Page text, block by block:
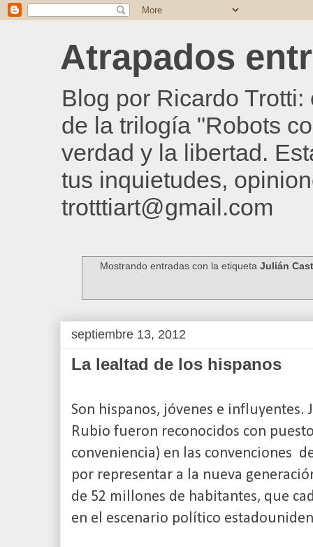
Atrapados
Blog por Ricardo
de la trilogía "Robots
verdad y la libertad.
tus inquietudes,
trotttiart@gmail.com
Mostrando entradas con la etiquetaJulián
septiembre 13, 2012
La lealtad de los hispanos
Son hispanos, jóvenes e influyentes.
Rubio fueron reconocidos con
conveniencia) en las convenciones
por representar a la nueva
de 52 millones de habitantes, que
en el escenario político